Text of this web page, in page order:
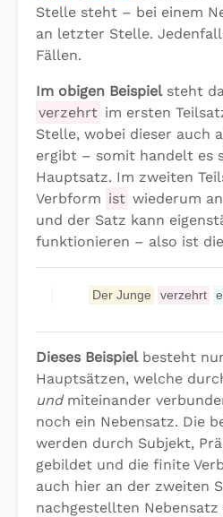
Stelle steht – bei einem
an letzter Stelle.
Fällen.
Im obigen Beispielsteht
verzehrt im ersten
Stelle, wobei dieser auch
ergibt – somit handelt es
Hauptsatz. Im zweiten
Verbform ist wiederum
und der Satz kann
funktionieren – also ist
Der Junge verzehrt
Dieses Beispielbesteht
Hauptsätzen, welche
undmiteinander
noch ein Nebensatz. Die
werden durch Subjekt,
gebildet und die finite
auch hier an der zweiten
nachgestellten